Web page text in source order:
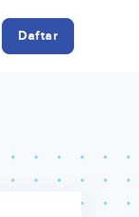
Daftar